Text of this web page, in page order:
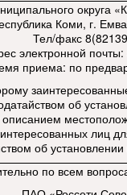
округа
Коми, г.
Тел/факс
электронной почты:
приема: по
об
лиц
об установлении
по всем